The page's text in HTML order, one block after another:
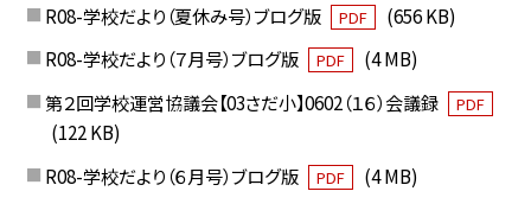
R08-学校だより（夏休み号）ブログ版
PDF
(656 KB)
R08-学校だより（７月号）ブログ版
PDF
(4 MB)
第２回学校運営協議会【03さだ小】0602（１６）会議録
PDF
(122 KB)
R08-学校だより（６月号）ブログ版
PDF
(4 MB)